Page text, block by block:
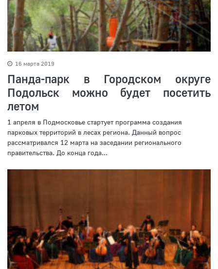
16 марта 2019
Панда-парк в Городском округе
Подольск можно будет посетить
летом
1 апреля в Подмосковье стартует программа создания
парковых территорий в лесах региона. Данный вопрос
рассматривался 12 марта на заседании регионального
правительства. До конца года...